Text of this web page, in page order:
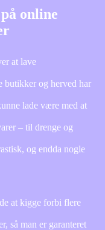
online
at lave
butikker og herved har
lade være med at
– til drenge og
og endda nogle
at kigge forbi flere
så man er garanteret